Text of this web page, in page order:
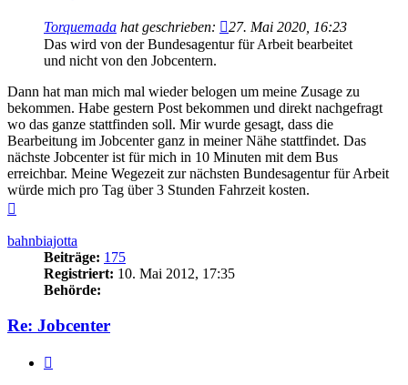
Torquemada hat geschrieben:
27. Mai 2020, 16:23
Das wird von der Bundesagentur für Arbeit bearbeitet
und nicht von den Jobcentern.
Dann hat man mich mal wieder belogen um meine Zusage zu
bekommen. Habe gestern Post bekommen und direkt nachgefragt
wo das ganze stattfinden soll. Mir wurde gesagt, dass die
Bearbeitung im Jobcenter ganz in meiner Nähe stattfindet. Das
nächste Jobcenter ist für mich in 10 Minuten mit dem Bus
erreichbar. Meine Wegezeit zur nächsten Bundesagentur für Arbeit
würde mich pro Tag über 3 Stunden Fahrzeit kosten.
bahnbiajotta
Beiträge: 175
Registriert: 10. Mai 2012, 17:35
Behörde:
Re: Jobcenter